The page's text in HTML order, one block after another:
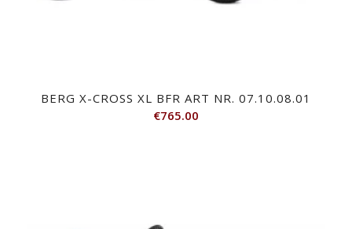
BERG X-CROSS XL BFR ART NR. 07.10.08.01
€765.00